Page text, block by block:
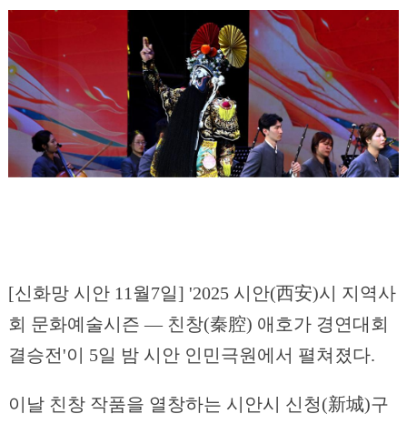
[신화망 시안 11월7일] '2025 시안(西安)시 지역사
회 문화예술시즌 — 친창(秦腔) 애호가 경연대회
결승전'이 5일 밤 시안 인민극원에서 펼쳐졌다.
이날 친창 작품을 열창하는 시안시 신청(新城)구